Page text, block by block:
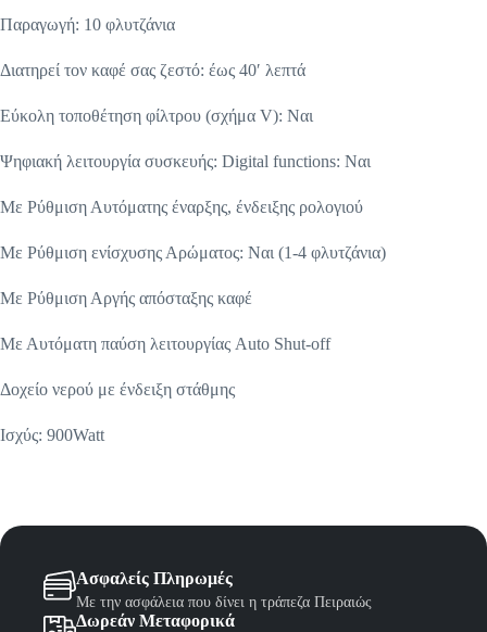
Παραγωγή: 10 φλυτζάνια
Διατηρεί τον καφέ σας ζεστό: έως 40′ λεπτά
Εύκολη τοποθέτηση φίλτρου (σχήμα V): Ναι
Ψηφιακή λειτουργία συσκευής: Digital functions: Ναι
Με Ρύθμιση Αυτόματης έναρξης, ένδειξης ρολογιού
Με Ρύθμιση ενίσχυσης Αρώματος: Ναι (1-4 φλυτζάνια)
Με Ρύθμιση Αργής απόσταξης καφέ
Με Αυτόματη παύση λειτουργίας Auto Shut-off
Δοχείο νερού με ένδειξη στάθμης
Ισχύς: 900Watt
Ασφαλείς Πληρωμές
Με την ασφάλεια που δίνει η τράπεζα Πειραιώς
Δωρεάν Μεταφορικά